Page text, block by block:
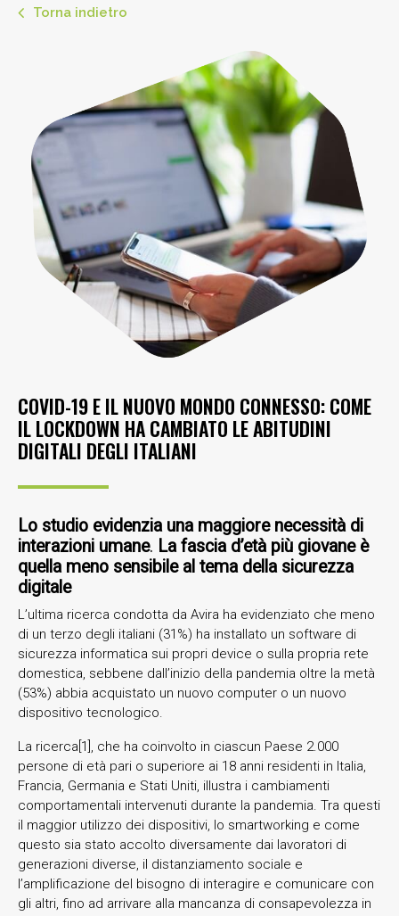
Torna indietro
COVID-19 E IL NUOVO MONDO CONNESSO: COME
IL LOCKDOWN HA CAMBIATO LE ABITUDINI
DIGITALI DEGLI ITALIANI
Lo studio evidenzia una maggiore necessità di
interazioni umane. La fascia d’età più giovane è
quella meno sensibile al tema della sicurezza
digitale
L’ultima ricerca condotta da Avira ha evidenziato che meno
di un terzo degli italiani (31%) ha installato un software di
sicurezza informatica sui propri device o sulla propria rete
domestica, sebbene dall’inizio della pandemia oltre la metà
(53%) abbia acquistato un nuovo computer o un nuovo
dispositivo tecnologico.
La ricerca[1], che ha coinvolto in ciascun Paese 2.000
persone di età pari o superiore ai 18 anni residenti in Italia,
Francia, Germania e Stati Uniti, illustra i cambiamenti
comportamentali intervenuti durante la pandemia. Tra questi
il maggior utilizzo dei dispositivi, lo smartworking e come
questo sia stato accolto diversamente dai lavoratori di
generazioni diverse, il distanziamento sociale e
l’amplificazione del bisogno di interagire e comunicare con
gli altri, fino ad arrivare alla mancanza di consapevolezza in